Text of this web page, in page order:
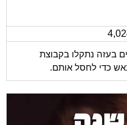
בעזה נתקלו בקבוצת
כדי לחסל אותם.